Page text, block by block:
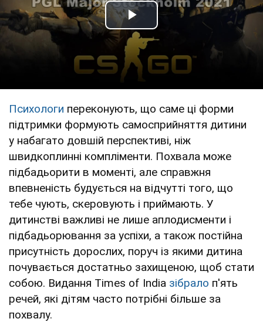
Play Video
Психологи переконують, що саме ці форми
підтримки формують самосприйняття дитини
у набагато довшій перспективі, ніж
швидкоплинні компліменти. Похвала може
підбадьорити в моменті, але справжня
впевненість будується на відчутті того, що
тебе чують, скеровують і приймають. У
дитинстві важливі не лише аплодисменти і
підбадьорювання за успіхи, а також постійна
присутність дорослих, поруч із якими дитина
почувається достатньо захищеною, щоб стати
собою. Видання Times of India зібрало п'ять
речей, які дітям часто потрібні більше за
похвалу.